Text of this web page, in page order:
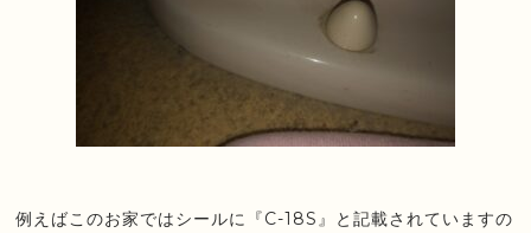
例えばこのお家ではシールに『C-18S』と記載されていますの